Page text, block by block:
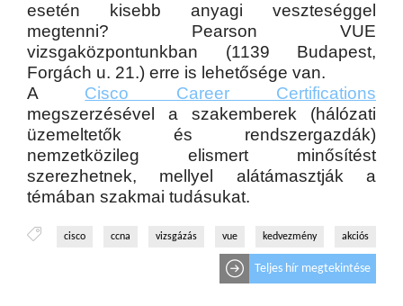
esetén kisebb anyagi veszteséggel
megtenni? Pearson VUE
vizsgaközpontunkban (1139 Budapest,
Forgách u. 21.) erre is lehetősége van.
A Cisco Career Certifications
megszerzésével a szakemberek (hálózati
üzemeltetők és rendszergazdák)
nemzetközileg elismert minősítést
szerezhetnek, mellyel alátámasztják a
témában szakmai tudásukat.
cisco ccna vizsgázás vue kedvezmény akciós
Teljes hír megtekintése